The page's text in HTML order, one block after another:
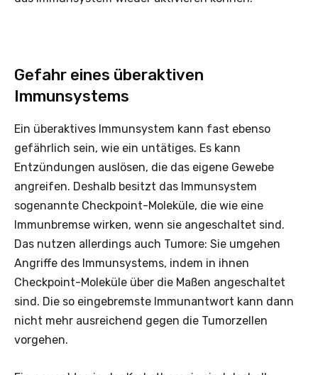
Gefahr eines überaktiven
Immunsystems
Ein überaktives Immunsystem kann fast ebenso
gefährlich sein, wie ein untätiges. Es kann
Entzündungen auslösen, die das eigene Gewebe
angreifen. Deshalb besitzt das Immunsystem
sogenannte Checkpoint-Moleküle, die wie eine
Immunbremse wirken, wenn sie angeschaltet sind.
Das nutzen allerdings auch Tumore: Sie umgehen
Angriffe des Immunsystems, indem in ihnen
Checkpoint-Moleküle über die Maßen angeschaltet
sind. Die so eingebremste Immunantwort kann dann
nicht mehr ausreichend gegen die Tumorzellen
vorgehen.